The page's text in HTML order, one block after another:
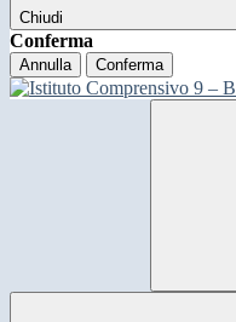
Chiudi
Conferma
Annulla Conferma